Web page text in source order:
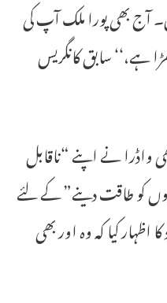
آج بھی پورا ملک آپ کی
ہے،‘‘ سابق کانگریس
واڈرا نے اپنے “ناقابل
کو طاقت دینے” کے لئے
کیا کہ وہ اور بھی